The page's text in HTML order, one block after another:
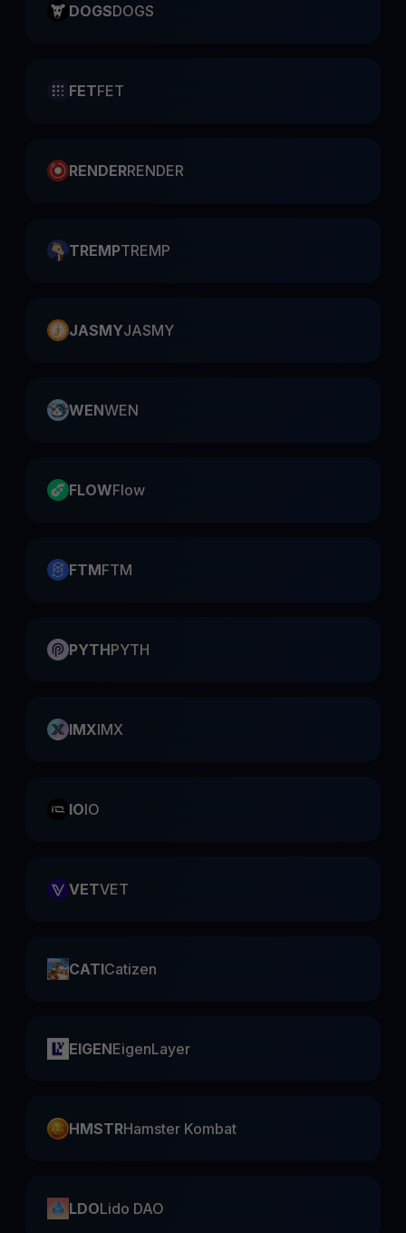
DOGSDOGS
FETFET
RENDERRENDER
TREMPTREMP
JASMYJASMY
WENWEN
FLOWFlow
FTMFTM
PYTHPYTH
IMXIMX
IOIO
VETVET
CATICatizen
EIGENEigenLayer
HMSTRHamster Kombat
LDOLido DAO